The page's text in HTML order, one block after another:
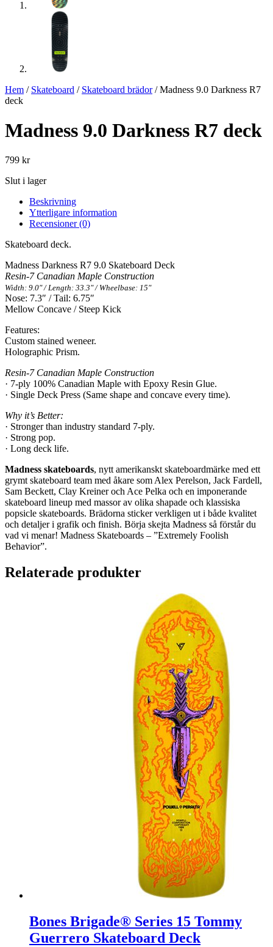
Hem / Skateboard / Skateboard brädor/ Madness 9.0 Darkness R7
deck
Madness 9.0 Darkness R7 deck
799 kr
Slut i lager
Beskrivning
Ytterligare information
Recensioner (0)
Skateboard deck.
Madness Darkness R7 9.0 Skateboard Deck
Resin-7 Canadian Maple Construction
Width: 9.0″ / Length: 33.3″ / Wheelbase: 15″
Nose: 7.3″ / Tail: 6.75″
Mellow Concave / Steep Kick
Features:
Custom stained weneer.
Holographic Prism.
Resin-7 Canadian Maple Construction
· 7-ply 100% Canadian Maple with Epoxy Resin Glue.
· Single Deck Press (Same shape and concave every time).
Why it’s Better:
· Stronger than industry standard 7-ply.
· Strong pop.
· Long deck life.
Madness skateboards, nytt amerikanskt skateboardmärke med ett
grymt skateboard team med åkare som Alex Perelson, Jack Fardell,
Sam Beckett, Clay Kreiner och Ace Pelka och en imponerande
skateboard lineup med massor av olika shapade och klassiska
popsicle skateboards. Brädorna sticker verkligen ut i både kvalitet
och detaljer i grafik och finish. Börja skejta Madness så förstår du
vad vi menar! Madness Skateboards – ”Extremely Foolish
Behavior”.
Relaterade produkter
Bones Brigade® Series 15 Tommy
Guerrero Skateboard Deck